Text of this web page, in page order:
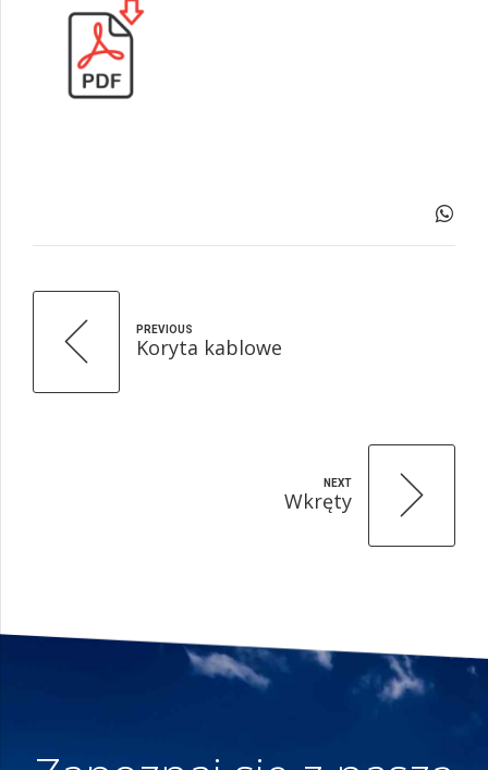
PREVIOUS
Koryta kablowe
NEXT
Wkręty